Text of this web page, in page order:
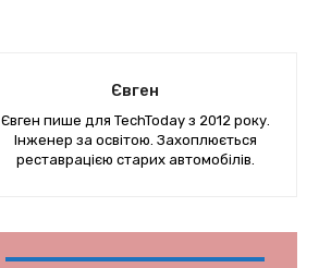
Євген
Євген пише для TechToday з 2012 року.
Інженер за освітою. Захоплюється
реставрацією старих автомобілів.